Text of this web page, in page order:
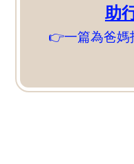
助
👉一篇為爸